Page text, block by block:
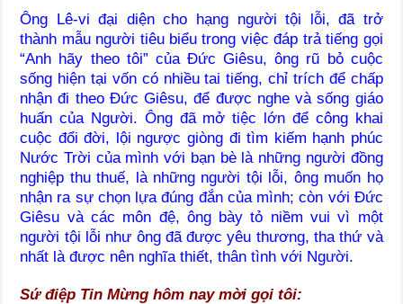
Ông Lê-vi đại diện cho hạng người tội lỗi, đã trở
thành mẫu người tiêu biểu trong việc đáp trả tiếng gọi
“Anh hãy theo tôi” của Đức Giêsu, ông rũ bỏ cuộc
sống hiện tại vốn có nhiều tai tiếng, chỉ trích để chấp
nhận đi theo Đức Giêsu, để được nghe và sống giáo
huấn của Người. Ông đã mở tiệc lớn để công khai
cuộc đổi đời, lội ngược giòng đi tìm kiếm hạnh phúc
Nước Trời của mình với bạn bè là những người đồng
nghiệp thu thuế, là những người tội lỗi, ông muốn họ
nhận ra sự chọn lựa đúng đắn của mình; còn với Đức
Giêsu và các môn đệ, ông bày tỏ niềm vui vì một
người tội lỗi như ông đã được yêu thương, tha thứ và
nhất là được nên nghĩa thiết, thân tình với Người.
Sứ điệp Tin Mừng hôm nay mời gọi tôi: